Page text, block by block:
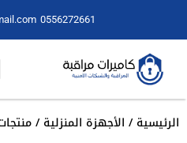
0556272661
الرئيسية/ الأجهزة المنزلية/